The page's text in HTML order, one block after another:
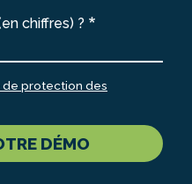
chiffres) ?
protection des
DÉMO